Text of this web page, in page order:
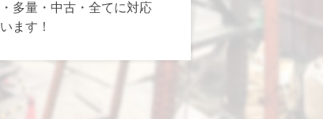
多量・中古・全てに対応
ます！